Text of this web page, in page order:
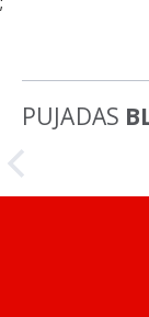
PUJADAS